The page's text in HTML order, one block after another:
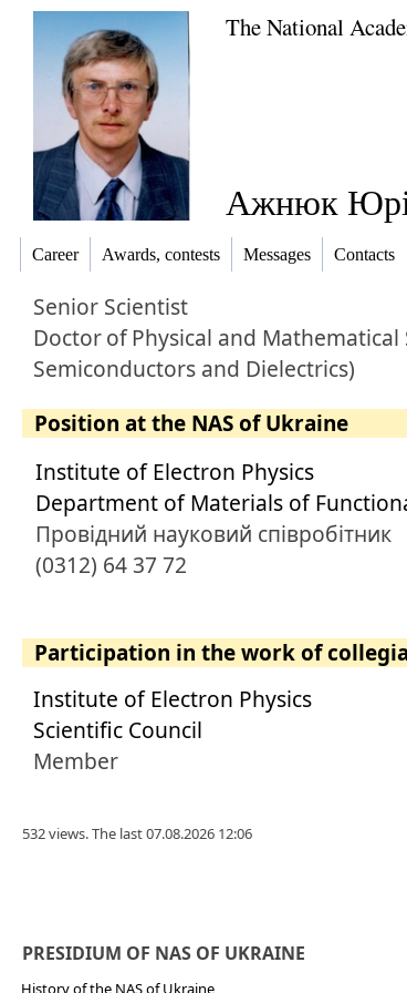
The National
Ажнюк
Career Awards, contests Messages Contacts
Senior Scientist
DoctorofPhysical and Mathematical
Semiconductors and Dielectrics)
Position at the NAS of Ukraine
Institute of Electron Physics
Department of Materials of
Провідний науковий співробітник
(0312) 64 37 72
Participation in the work of
Institute of Electron Physics
Scientific Council
Member
532 views. The last 07.08.2026 12:06
PRESIDIUM OF NAS OF UKRAINE
History of the NAS of Ukraine